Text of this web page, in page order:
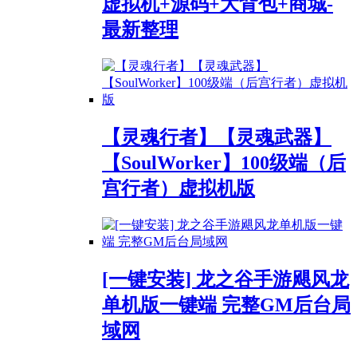
最新整理
【灵魂行者】【灵魂武器】
【SoulWorker】100级端（后
宫行者）虚拟机版
[一键安装] 龙之谷手游飓风龙
单机版一键端 完整GM后台局
域网